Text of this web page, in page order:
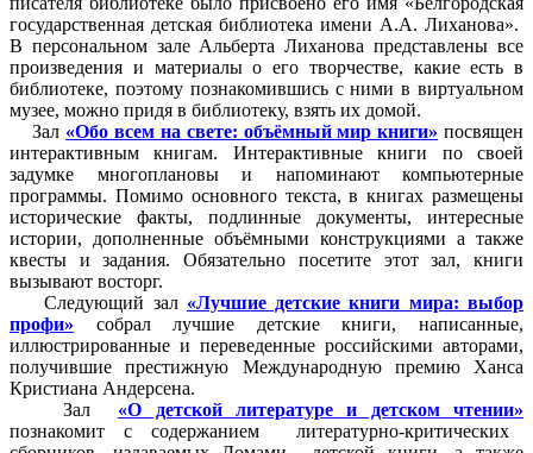
государственная детская библиотека имени А.А. Лиханова».
В персональном зале Альберта Лиханова представлены все
произведения и материалы о его творчестве, какие есть в
библиотеке, поэтому познакомившись с ними в виртуальном
музее, можно придя в библиотеку, взять их домой.
Зал «Обо всем на свете: объёмный мир книги» посвящен
интерактивным книгам. Интерактивные книги по своей
задумке многоплановы и напоминают компьютерные
программы. Помимо основного текста, в книгах размещены
исторические факты, подлинные документы, интересные
истории, дополненные объёмными конструкциями а также
квесты и задания. Обязательно посетите этот зал, книги
вызывают восторг.
Следующий зал «Лучшие детские книги мира: выбор
профи» собрал лучшие детские книги, написанные,
иллюстрированные и переведенные российскими авторами,
получившие престижную Международную премию Ханса
Кристиана Андерсена.
Зал «О детской литературе и детском чтении»
познакомит с содержанием литературно-критических